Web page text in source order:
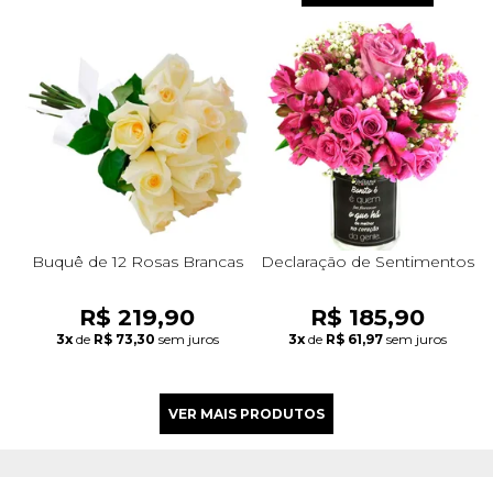
Buquê de 12 Rosas Brancas
R$ 219,90
3x de R$ 73,30 sem juros
Declaração de Sentimentos
R$ 185,90
3x de R$ 61,97 sem juros